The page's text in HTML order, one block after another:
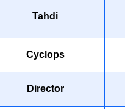
Tahdi
Cyclops
Director